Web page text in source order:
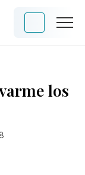
los